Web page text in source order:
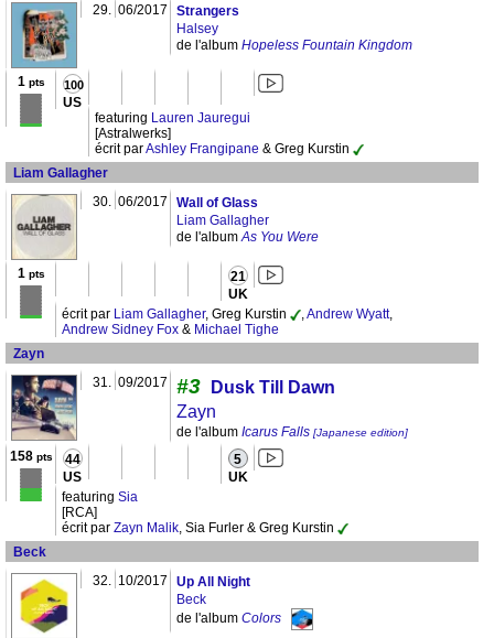
29. 06/2017
Strangers
Halsey
de l'album Hopeless Fountain Kingdom
1 pts
100
US
featuring Lauren Jauregui
[Astralwerks]
écrit parAshley Frangipane & Greg Kurstin
Liam Gallagher
30. 06/2017
Wall of Glass
Liam Gallagher
de l'albumAs You Were
1 pts 21
UK
écrit par Liam Gallagher, Greg Kurstin ,Andrew Wyatt,
Andrew Sidney Fox & Michael Tighe
Zayn
31. 09/2017 #3
Dusk Till Dawn
Zayn
de l'album Icarus Falls [Japanese edition]
158pts 44
US
5
UK
featuring Sia
[RCA]
écrit par Zayn Malik, Sia Furler & Greg Kurstin
Beck
32. 10/2017
Up All Night
Beck
de l'album Colors